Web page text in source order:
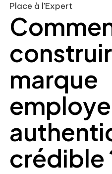
Place à l'Expert
marque
crédible